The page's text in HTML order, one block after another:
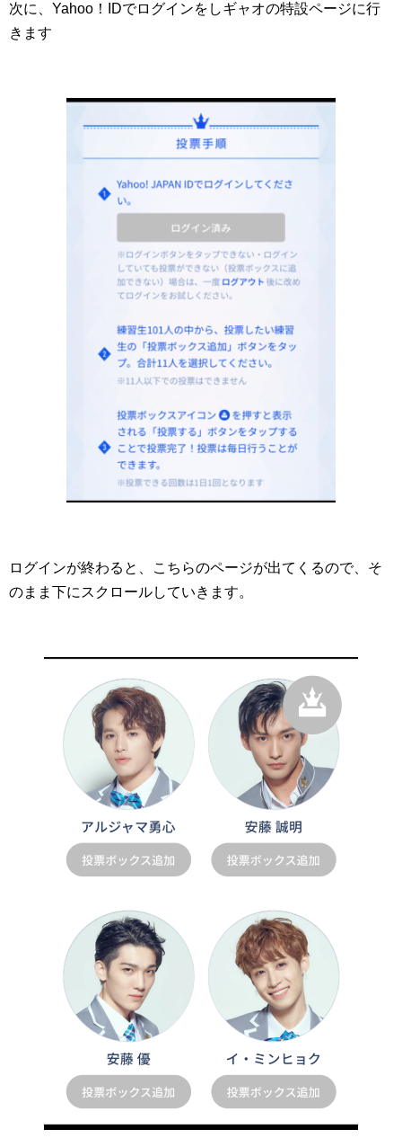
次に、Yahoo！IDでログインをしギャオの特設ページに行
きます
ログインが終わると、こちらのページが出てくるので、そ
のまま下にスクロールしていきます。